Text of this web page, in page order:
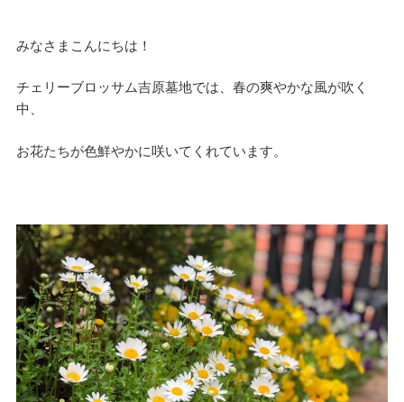
みなさまこんにちは！
チェリーブロッサム吉原墓地では、春の爽やかな風が吹く
中、
お花たちが色鮮やかに咲いてくれています。